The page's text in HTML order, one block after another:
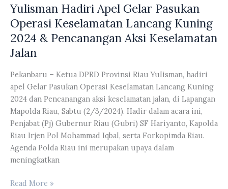
Malam
Bersama
Wakil
Kepala
BIN
TNI
I
Nyoman
Cantiasa
Yulisman Hadiri Apel Gelar Pasukan
Operasi Keselamatan Lancang Kuning
2024 & Pencanangan Aksi Keselamatan
Jalan
Pekanbaru – Ketua DPRD Provinsi Riau Yulisman, hadiri
apel Gelar Pasukan Operasi Keselamatan Lancang Kuning
2024 dan Pencanangan aksi keselamatan jalan, di Lapangan
Mapolda Riau, Sabtu (2/3/2024). Hadir dalam acara ini,
Penjabat (Pj) Gubernur Riau (Gubri) SF Hariyanto, Kapolda
Riau Irjen Pol Mohammad Iqbal, serta Forkopimda Riau.
Agenda Polda Riau ini merupakan upaya dalam
meningkatkan
Yulisman
Read More »